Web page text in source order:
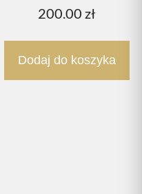
200.00 zł
Dodaj do koszyka